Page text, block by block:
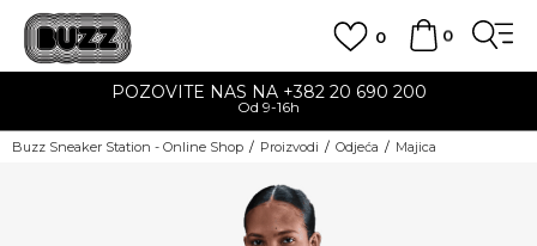
0
0
POZOVITE NAS NA +382 20 690 200
Od 9-16h
Buzz Sneaker Station - Online Shop Proizvodi Odjeća Majica